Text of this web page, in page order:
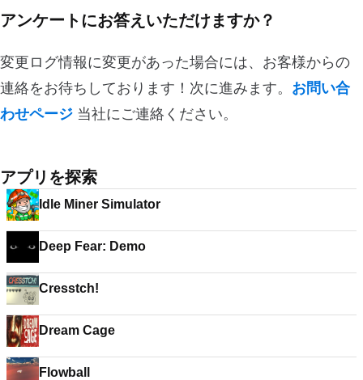
アンケートにお答えいただけますか？
変更ログ情報に変更があった場合には、お客様からの
連絡をお待ちしております！次に進みます。 お問い合
わせページ 当社にご連絡ください。
アプリを探索
Idle Miner Simulator
Deep Fear: Demo
Cresstch!
Dream Cage
Flowball